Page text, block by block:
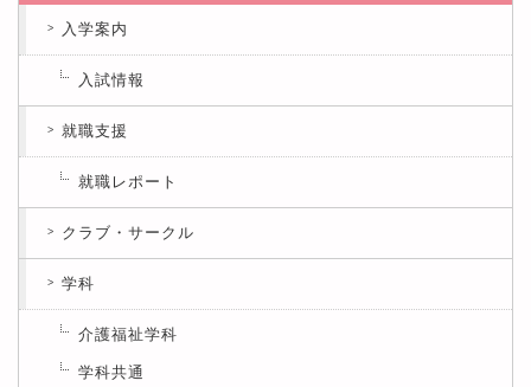
入学案内
入試情報
就職支援
就職レポート
クラブ・サークル
学科
介護福祉学科
学科共通